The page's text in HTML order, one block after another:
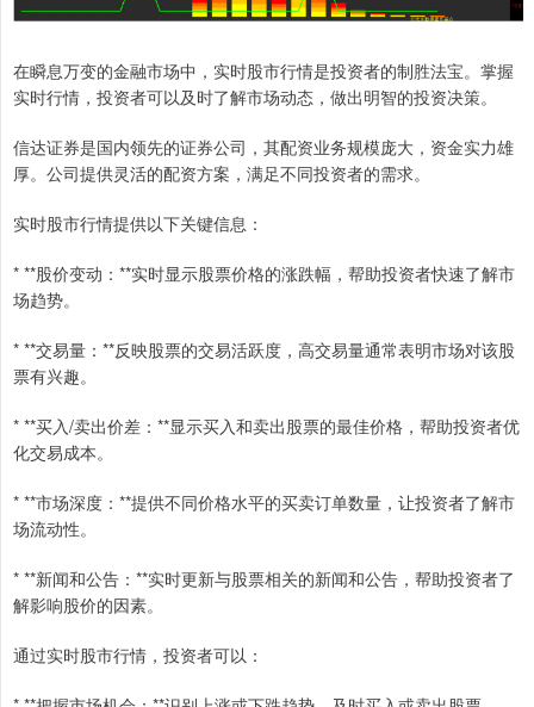
在瞬息万变的金融市场中，实时股市行情是投资者的制胜法宝。掌握
实时行情，投资者可以及时了解市场动态，做出明智的投资决策。
信达证券是国内领先的证券公司，其配资业务规模庞大，资金实力雄
厚。公司提供灵活的配资方案，满足不同投资者的需求。
实时股市行情提供以下关键信息：
* **股价变动：**实时显示股票价格的涨跌幅，帮助投资者快速了解市
场趋势。
* **交易量：**反映股票的交易活跃度，高交易量通常表明市场对该股
票有兴趣。
* **买入/卖出价差：**显示买入和卖出股票的最佳价格，帮助投资者优
化交易成本。
* **市场深度：**提供不同价格水平的买卖订单数量，让投资者了解市
场流动性。
* **新闻和公告：**实时更新与股票相关的新闻和公告，帮助投资者了
解影响股价的因素。
通过实时股市行情，投资者可以：